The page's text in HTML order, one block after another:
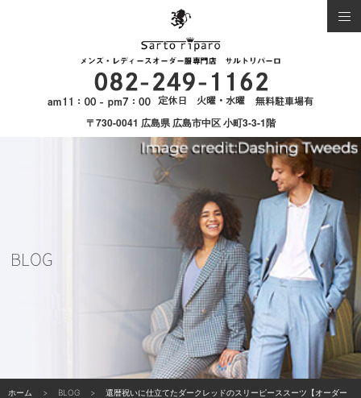
〒730-0041 広島県 広島市中区 小町3-3-1階
BLOG
ホーム BLOG
還暦祝いに仕立てたダークレッドのスリーピーススーツ【オーダー